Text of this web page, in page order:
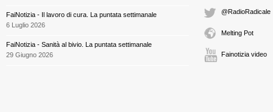
FaiNotizia - Il lavoro di cura. La puntata settimanale
6 Luglio 2026
FaiNotizia - Sanità al bivio. La puntata settimanale
29 Giugno 2026
@RadioRadicale
Melting Pot
Fainotizia video